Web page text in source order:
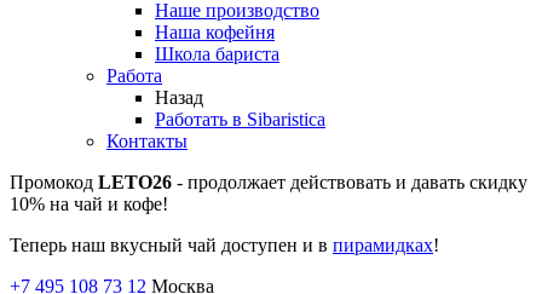
Наше производство
Наша кофейня
Школа бариста
Работа
Назад
Работать в Sibaristica
Контакты
Промокод LETO26 - продолжает действовать и давать скидку
10% на чай и кофе!
Теперь наш вкусный чай доступен и в пирамидках!
+7 495 108 73 12 Москва